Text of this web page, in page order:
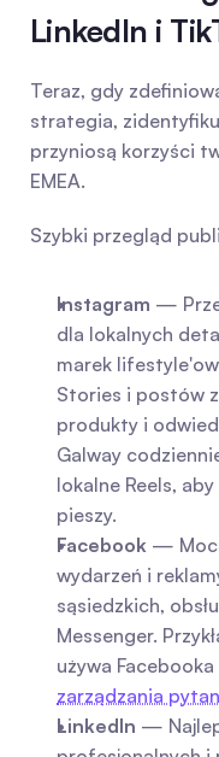
LinkedIn i
Teraz, gdy
strategia,
przyniosą korzyści
EMEA.
Szybki przegląd
Instagram —
dla lokalnych
marek
Stories i postów
produkty i
Galway
lokalne Reels,
pieszy.
Facebook —
wydarzeń i
sąsiedzkich,
Messenger.
zarządzania
LinkedIn —